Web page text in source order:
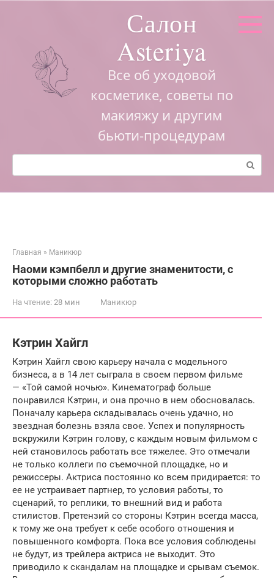
Салон
Asteriya
Все об уходовой
косметике, советы по
макияжу и другим
бьюти-процедурам
Поиск:
Главная » Маникюр
Наоми кэмпбелл и другие знаменитости, с
которыми сложно работать
На чтение: 28 мин Маникюр
Кэтрин Хайгл
Кэтрин Хайгл свою карьеру начала с модельного
бизнеса, а в 14 лет сыграла в своем первом фильме
— «Той самой ночью». Кинематограф больше
понравился Кэтрин, и она прочно в нем обосновалась.
Поначалу карьера складывалась очень удачно, но
звездная болезнь взяла свое. Успех и популярность
вскружили Кэтрин голову, с каждым новым фильмом с
ней становилось работать все тяжелее. Это отмечали
не только коллеги по съемочной площадке, но и
режиссеры. Актриса постоянно ко всем придирается: то
ее не устраивает партнер, то условия работы, то
сценарий, то реплики, то внешний вид и работа
стилистов. Претензий со стороны Кэтрин всегда масса,
к тому же она требует к себе особого отношения и
повышенного комфорта. Пока все условия соблюдены
не будут, из трейлера актриса не выходит. Это
приводило к скандалам на площадке и срывам съемок.